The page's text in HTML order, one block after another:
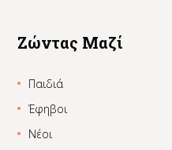
Ζώντας Μαζί
Παιδιά
Έφηβοι
Νέοι